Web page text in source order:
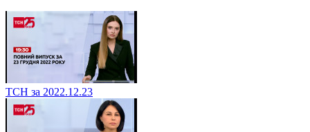
ТСН за 2022.12.23